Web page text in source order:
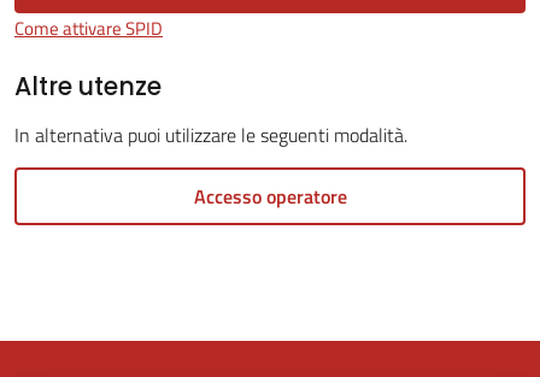
Seguici
su
Come attivare SPID
Altre utenze
In alternativa puoi utilizzare le seguenti modalità.
Accesso operatore